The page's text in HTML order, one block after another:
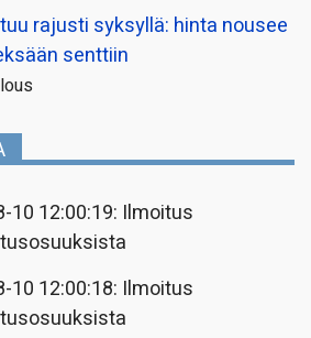
rajusti syksyllä: hinta nousee
senttiin
10 12:00:19: Ilmoitus
10 12:00:18: Ilmoitus